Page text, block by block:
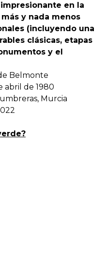
en la
y nada menos
(incluyendo una
clásicas, etapas
y el
Belmonte
abril de 1980
Murcia